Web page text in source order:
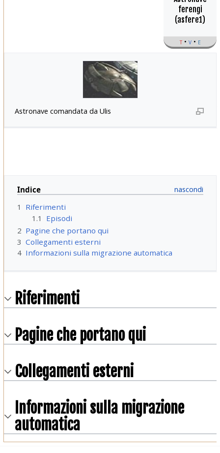
ferengi
(asfere1)
t v e
Astronave comandata da Ulis
Indice
1
Riferimenti
1.1
Episodi
2 Pagine che portano qui
3 Collegamenti esterni
4 Informazioni sulla migrazione automatica
Riferimenti
Pagine che portano qui
Collegamenti esterni
Informazioni sulla migrazione
automatica